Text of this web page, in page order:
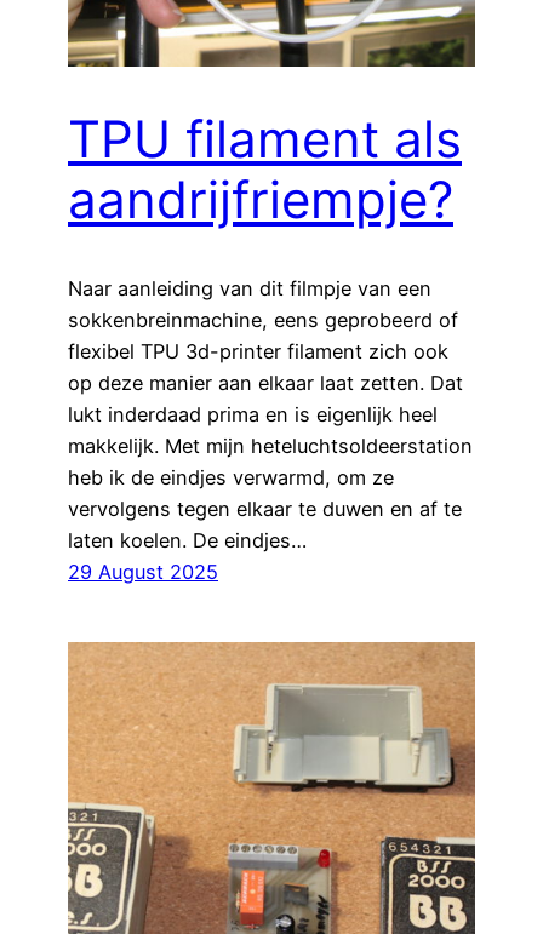
TPU filament als
aandrijfriempje?
Naar aanleiding van dit filmpje van een
sokkenbreinmachine, eens geprobeerd of
flexibel TPU 3d-printer filament zich ook
op deze manier aan elkaar laat zetten. Dat
lukt inderdaad prima en is eigenlijk heel
makkelijk. Met mijn heteluchtsoldeerstation
heb ik de eindjes verwarmd, om ze
vervolgens tegen elkaar te duwen en af te
laten koelen. De eindjes…
29 August 2025